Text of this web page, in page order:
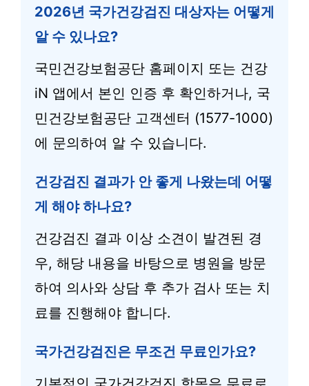
2026년 국가건강검진 대상자는 어떻게
알 수 있나요?
국민건강보험공단 홈페이지 또는 건강
iN 앱에서 본인 인증 후 확인하거나, 국
민건강보험공단 고객센터 (1577-1000)
에 문의하여 알 수 있습니다.
건강검진 결과가 안 좋게 나왔는데 어떻
게 해야 하나요?
건강검진 결과 이상 소견이 발견된 경
우, 해당 내용을 바탕으로 병원을 방문
하여 의사와 상담 후 추가 검사 또는 치
료를 진행해야 합니다.
국가건강검진은 무조건 무료인가요?